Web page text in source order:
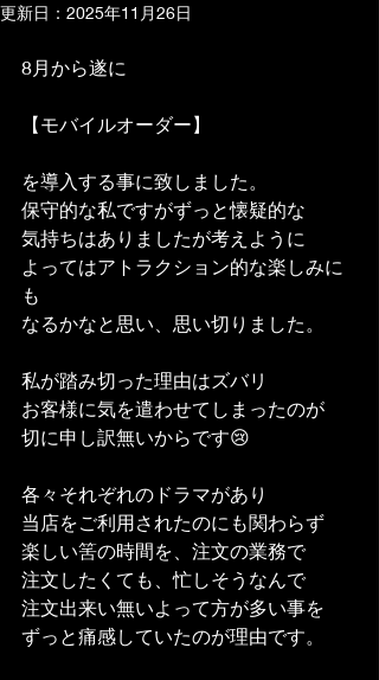
更新日： 2025年11月26日
8月から遂に
【モバイルオーダー】
を導入する事に致しました。
保守的な私ですがずっと懐疑的な
気持ちはありましたが考えように
よってはアトラクション的な楽しみに
も
なるかなと思い、思い切りました。
私が踏み切った理由はズバリ
お客様に気を遣わせてしまったのが
切に申し訳無いからです😢
各々それぞれのドラマがあり
当店をご利用されたのにも関わらず
楽しい筈の時間を、注文の業務で
注文したくても、忙しそうなんで
注文出来い無いよって方が多い事を
ずっと痛感していたのが理由です。